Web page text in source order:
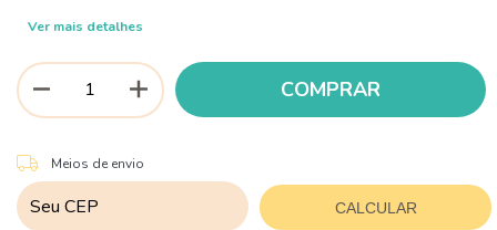
Ver mais detalhes
Entregas para o CEP:
Meios de envio
CALCULAR